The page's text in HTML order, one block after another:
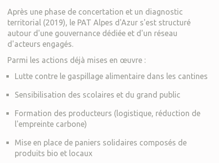
Après une phase de concertation et un diagnostic
territorial (2019), le PAT Alpes d'Azur s'est structuré
autour d'une gouvernance dédiée et d'un réseau
d'acteurs engagés.
Parmi les actions déjà mises en œuvre :
Lutte contre le gaspillage alimentaire dans les cantines
Sensibilisation des scolaires et du grand public
Formation des producteurs (logistique, réduction de
l'empreinte carbone)
Mise en place de paniers solidaires composés de
produits bio et locaux